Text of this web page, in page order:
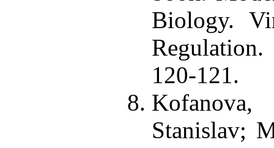
Biology.
120-121.
Kofanova,
Stanislav;